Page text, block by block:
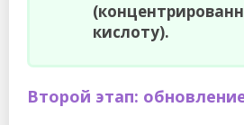
кислоту).
Второй этап: